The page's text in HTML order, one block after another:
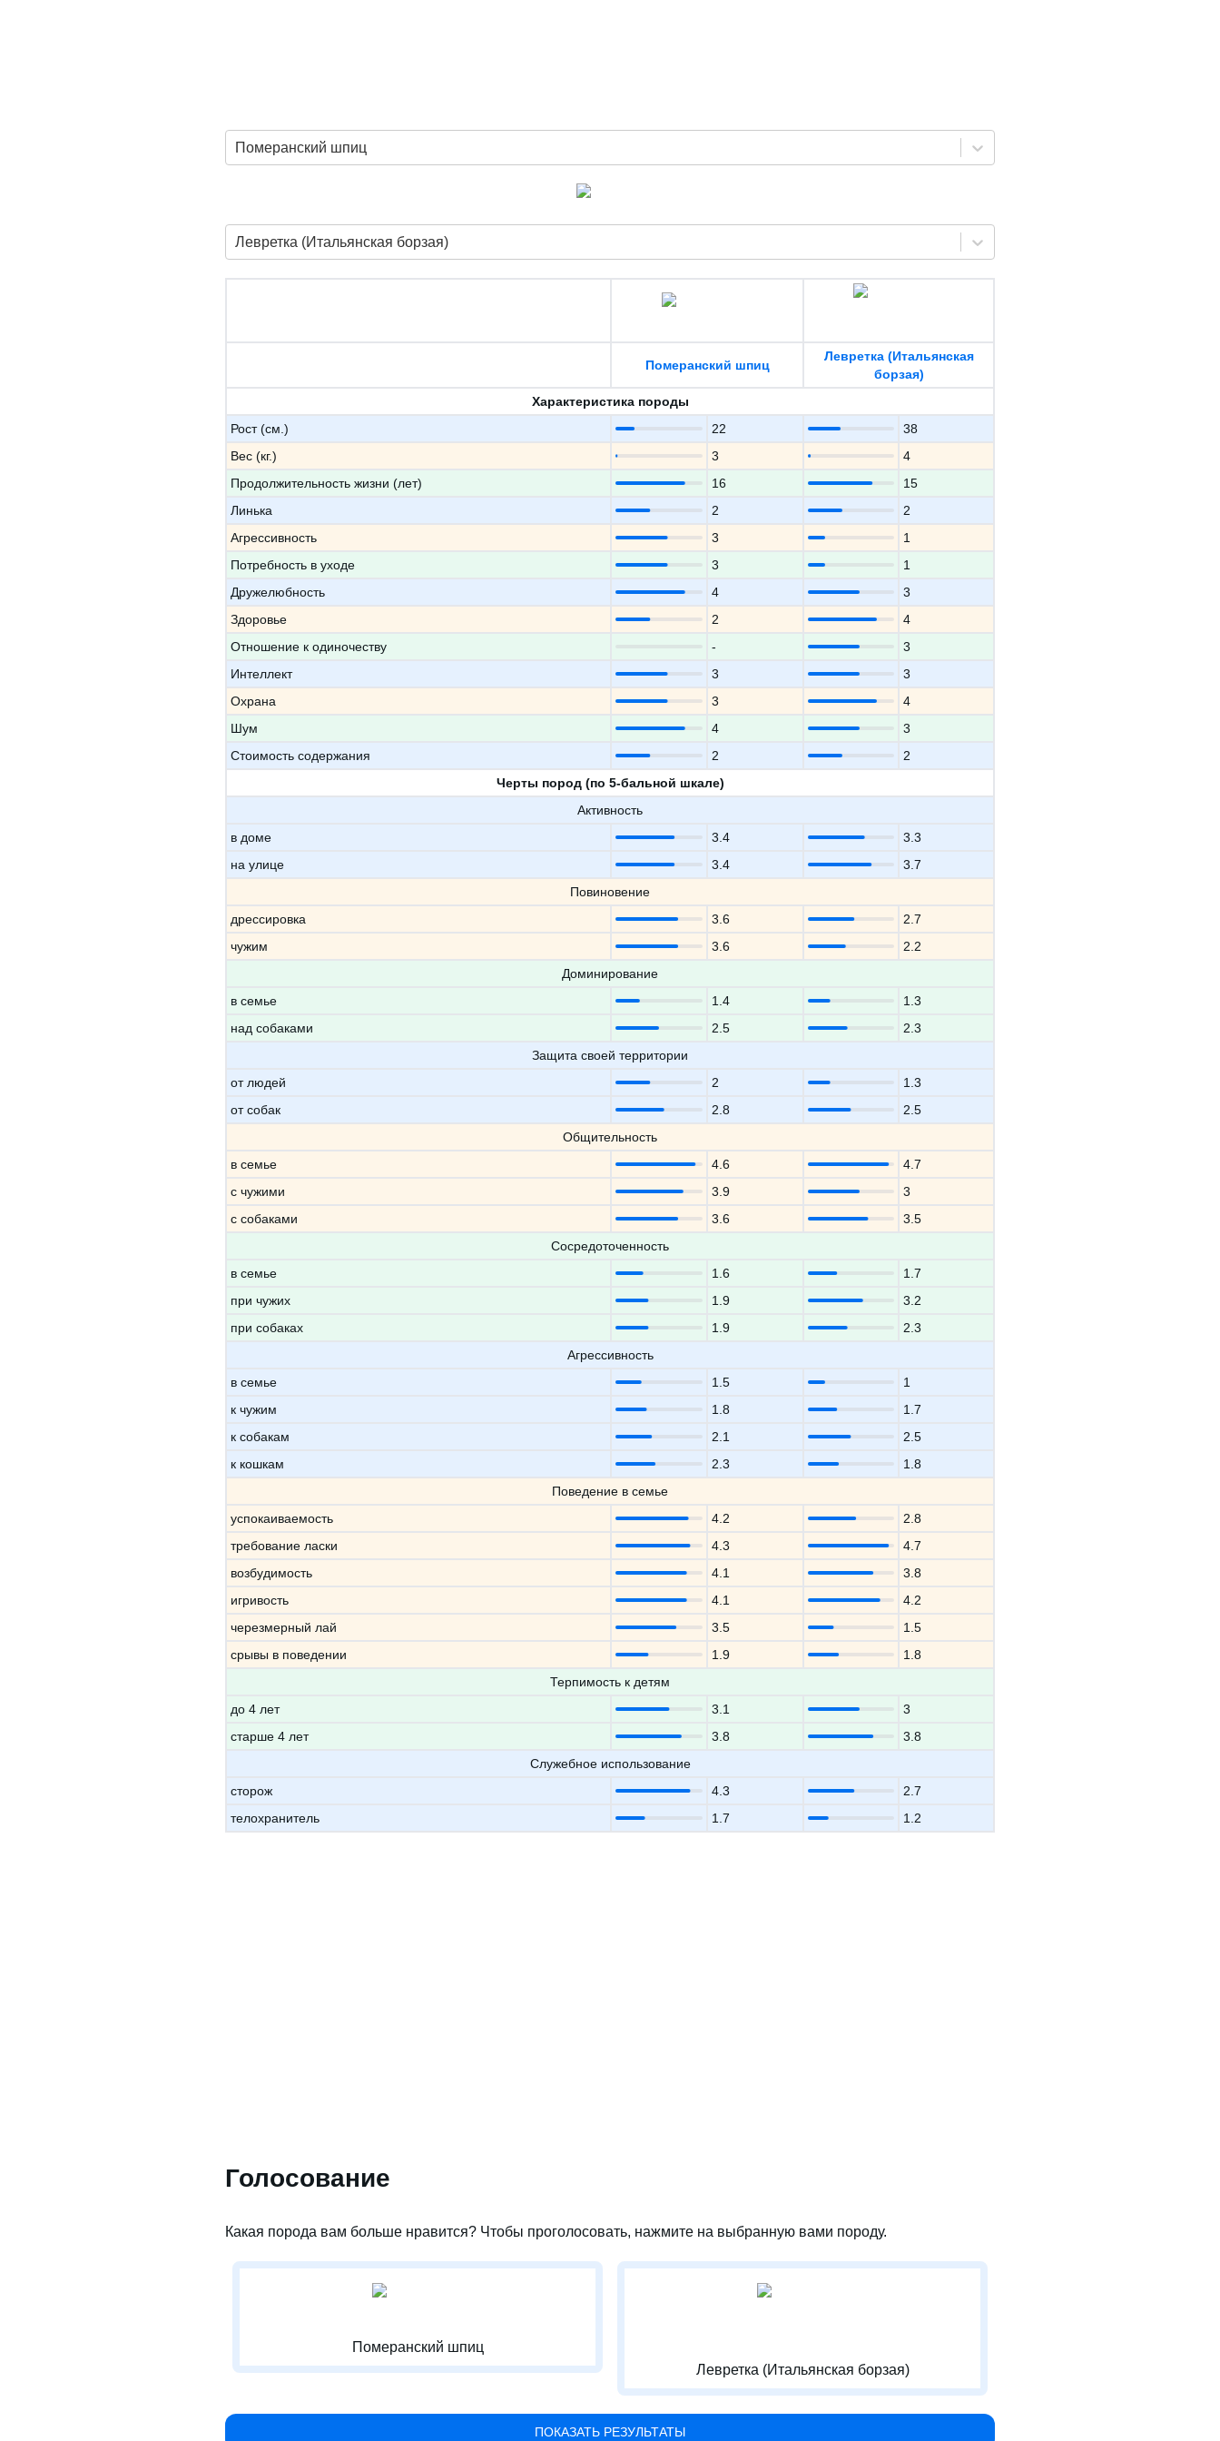
Померанский шпиц
Левретка (Итальянская борзая)
Померанский шпиц
Левретка (Итальянская
борзая)
Характеристика породы
Рост (см.)
22
38
Вес (кг.)
3
4
Продолжительность жизни (лет)
16
15
Линька
2
2
Агрессивность
3
1
Потребность в уходе
3
1
Дружелюбность
4
3
Здоровье
2
4
Отношение к одиночеству
-
3
Интеллект
3
3
Охрана
3
4
Шум
4
3
Стоимость содержания
2
2
Черты пород (по 5-бальной шкале)
Активность
в доме
3.4
3.3
на улице
3.4
3.7
Повиновение
дрессировка
3.6
2.7
чужим
3.6
2.2
Доминирование
в семье
1.4
1.3
над собаками
2.5
2.3
Защита своей территории
от людей
2
1.3
от собак
2.8
2.5
Общительность
в семье
4.6
4.7
с чужими
3.9
3
с собаками
3.6
3.5
Сосредоточенность
в семье
1.6
1.7
при чужих
1.9
3.2
при собаках
1.9
2.3
Агрессивность
в семье
1.5
1
к чужим
1.8
1.7
к собакам
2.1
2.5
к кошкам
2.3
1.8
Поведение в семье
успокаиваемость
4.2
2.8
требование ласки
4.3
4.7
возбудимость
4.1
3.8
игривость
4.1
4.2
черезмерный лай
3.5
1.5
срывы в поведении
1.9
1.8
Терпимость к детям
до 4 лет
3.1
3
старше 4 лет
3.8
3.8
Служебное использование
сторож
4.3
2.7
телохранитель
1.7 1.2
Голосование
Какая порода вам больше нравится? Чтобы проголосовать, нажмите на выбранную вами породу.
Померанский шпиц
Левретка (Итальянская борзая)
ПОКАЗАТЬ РЕЗУЛЬТАТЫ